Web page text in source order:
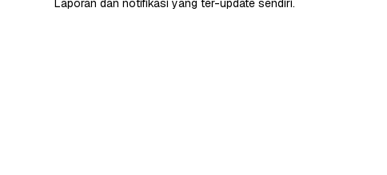
Laporan dan notifikasi yang ter-update sendiri.